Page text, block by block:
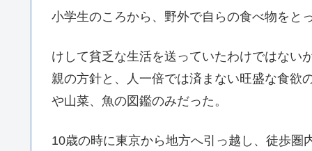
小学生のころから、野外で自らの食べ物をと
けして貧乏な生活を送っていたわけではない
親の方針と、人一倍では済まない旺盛な食欲
や山菜、魚の図鑑のみだった。
10歳の時に東京から地方へ引っ越し、徒歩圏